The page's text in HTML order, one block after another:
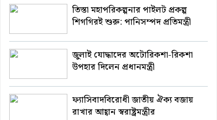
তিস্তা মহাপরিকল্পনার পাইলট প্রকল্প
শিগগিরই শুরু: পানিসম্পদ প্রতিমন্ত্রী
জুলাই যোদ্ধাদের অটোরিকশা-রিকশা
উপহার দিলেন প্রধানমন্ত্রী
ফ্যাসিবাদবিরোধী জাতীয় ঐক্য বজায়
রাখার আহ্বান স্বরাষ্ট্রমন্ত্রীর